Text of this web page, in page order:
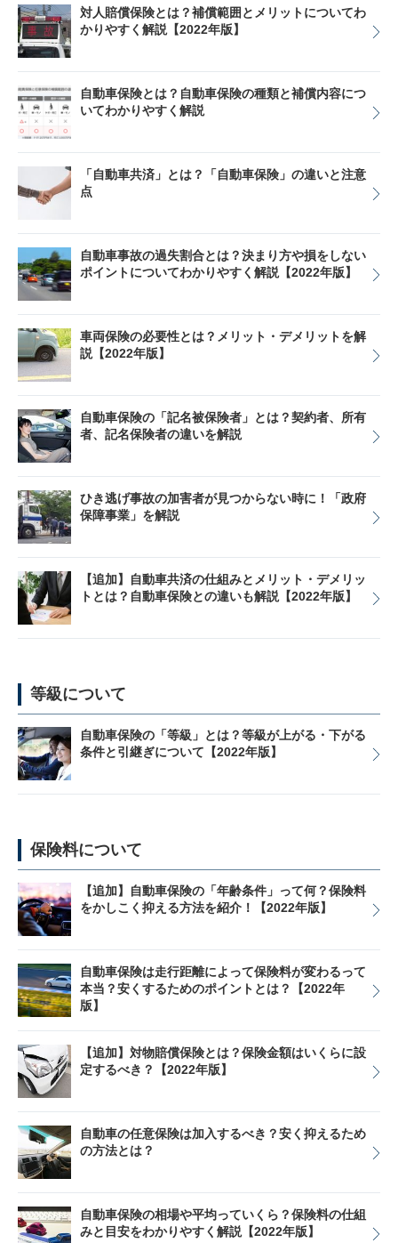
対人賠償保険とは？補償範囲とメリットについてわ
かりやすく解説【2022年版】
自動車保険とは？自動車保険の種類と補償内容につ
いてわかりやすく解説
「自動車共済」とは？「自動車保険」の違いと注意
点
自動車事故の過失割合とは？決まり方や損をしない
ポイントについてわかりやすく解説【2022年版】
車両保険の必要性とは？メリット・デメリットを解
説【2022年版】
自動車保険の「記名被保険者」とは？契約者、所有
者、記名保険者の違いを解説
ひき逃げ事故の加害者が見つからない時に！「政府
保障事業」を解説
【追加】自動車共済の仕組みとメリット・デメリッ
トとは？自動車保険との違いも解説【2022年版】
等級について
自動車保険の「等級」とは？等級が上がる・下がる
条件と引継ぎについて【2022年版】
保険料について
【追加】自動車保険の「年齢条件」って何？保険料
をかしこく抑える方法を紹介！【2022年版】
自動車保険は走行距離によって保険料が変わるって
本当？安くするためのポイントとは？【2022年
版】
【追加】対物賠償保険とは？保険金額はいくらに設
定するべき？【2022年版】
自動車の任意保険は加入するべき？安く抑えるため
の方法とは？
自動車保険の相場や平均っていくら？保険料の仕組
みと目安をわかりやすく解説【2022年版】